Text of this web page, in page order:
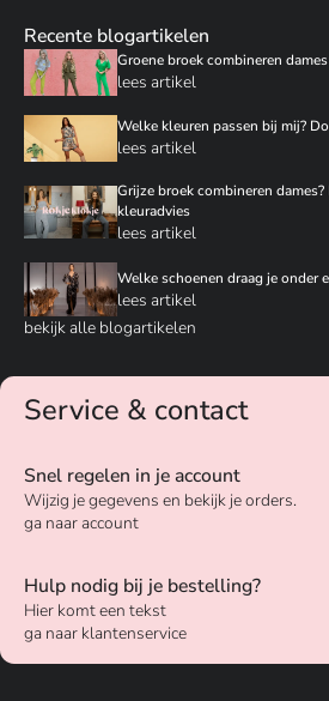
Recente blogartikelen
Groene broek combineren dames
lees artikel
Welke kleuren passen bij mij?
lees artikel
Grijze broek combineren
kleuradvies
lees artikel
Welke schoenen draag je onder
lees artikel
bekijk alle blogartikelen
Service & contact
Snel regelen in je account
Wijzig je gegevens en bekijk je orders.
ga naar account
Hulp nodig bij je bestelling?
Hier komt een tekst
ga naar klantenservice